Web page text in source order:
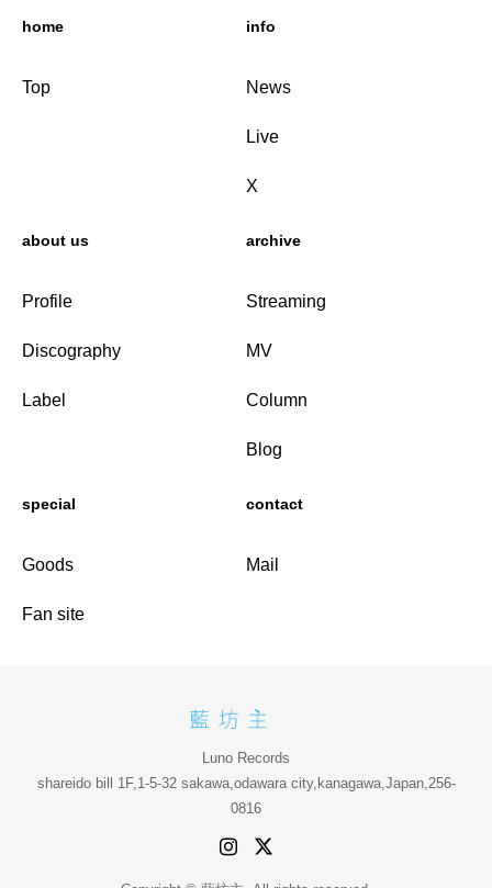
home
Top
info
News
Live
X
about us
Profile
Discography
Label
archive
Streaming
MV
Column
Blog
special
Goods
Fan site
contact
Mail
Luno Records
shareido bill 1F,1-5-32 sakawa,odawara city,kanagawa,Japan,256-
0816